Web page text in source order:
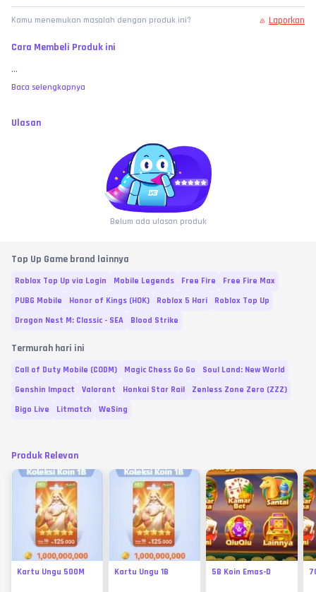
Kamu menemukan masalah dengan produk ini? Laporkan
Cara Membeli Produk ini
...
Baca selengkapnya
Ulasan
Belum ada ulasan produk
Top Up Game brand lainnya
Roblox Top Up via Login Mobile Legends Free Fire
Free Fire Max
PUBG Mobile
Honor of Kings (HOK) Roblox 5 Hari
Roblox Top Up
Dragon Nest M: Classic - SEA
Blood Strike
Termurah hari ini
Call of Duty Mobile (CODM) Magic Chess Go Go
Soul Land: New World
Genshin Impact
Valorant Honkai Star Rail
Zenless Zone Zero (ZZZ)
Bigo Live
Litmatch WeSing
Produk Relevan
Kartu Ungu 500M Kartu Ungu 1B 5B Koin Emas-D